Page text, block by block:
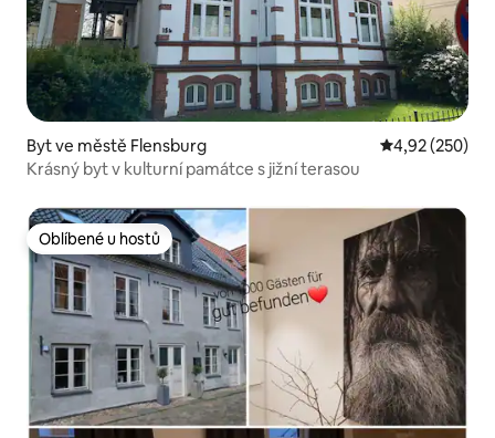
Byt ve městě Flensburg Průměrné
4,92 (250)
Krásný byt v kulturní památce s jižní terasou
Oblíbené u hostů
Oblíbené u hostů